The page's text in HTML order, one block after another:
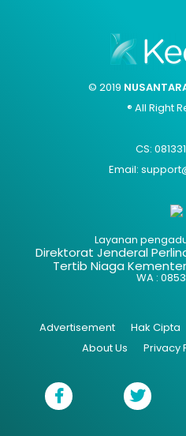
© 2019
® All Right
CS:
Email:
Layanan
Direktorat Jenderal
Tertib Niaga
WA :
Advertisement Hak Cipta
About Us
Privacy